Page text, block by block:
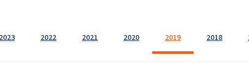
2023 2022 2021 2020 2019 2018